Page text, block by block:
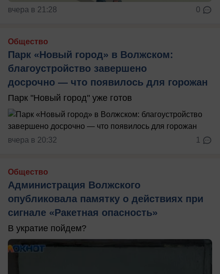
вчера в 21:28 0
Общество
Парк «Новый город» в Волжском:
благоустройство завершено
досрочно — что появилось для горожан
Парк "Новый город" уже готов
вчера в 20:32 1
Общество
Администрация Волжского
опубликовала памятку о действиях при
сигнале «Ракетная опасность»
В укратие пойдем?